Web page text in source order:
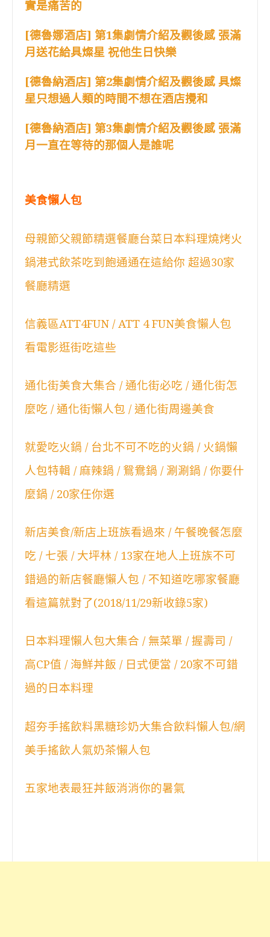
實是痛苦的
[德魯娜酒店] 第1集劇情介紹及觀後感 張滿
月送花給具燦星 祝他生日快樂
[德魯納酒店] 第2集劇情介紹及觀後感 具燦
星只想過人類的時間不想在酒店攪和
[德魯納酒店] 第3集劇情介紹及觀後感 張滿
月一直在等待的那個人是誰呢
美食懶人包
母親節父親節精選餐廳台菜日本料理燒烤火
鍋港式飲茶吃到飽通通在這給你 超過30家
餐廳精選
信義區ATT4FUN / ATT 4 FUN美食懶人包
看電影逛街吃這些
通化街美食大集合 / 通化街必吃 / 通化街怎
麼吃 / 通化街懶人包 / 通化街周邊美食
就愛吃火鍋 / 台北不可不吃的火鍋 / 火鍋懶
人包特輯 / 麻辣鍋 / 鴛鴦鍋 / 涮涮鍋 / 你要什
麼鍋 / 20家任你選
新店美食/新店上班族看過來 / 午餐晚餐怎麼
吃 / 七張 / 大坪林 / 13家在地人上班族不可
錯過的新店餐廳懶人包 / 不知道吃哪家餐廳
看這篇就對了(2018/11/29新收錄5家)
日本料理懶人包大集合 / 無菜單 / 握壽司 /
高CP值 / 海鮮丼飯 / 日式便當 / 20家不可錯
過的日本料理
超夯手搖飲料黑糖珍奶大集合飲料懶人包/網
美手搖飲人氣奶茶懶人包
五家地表最狂丼飯消消你的暑氣